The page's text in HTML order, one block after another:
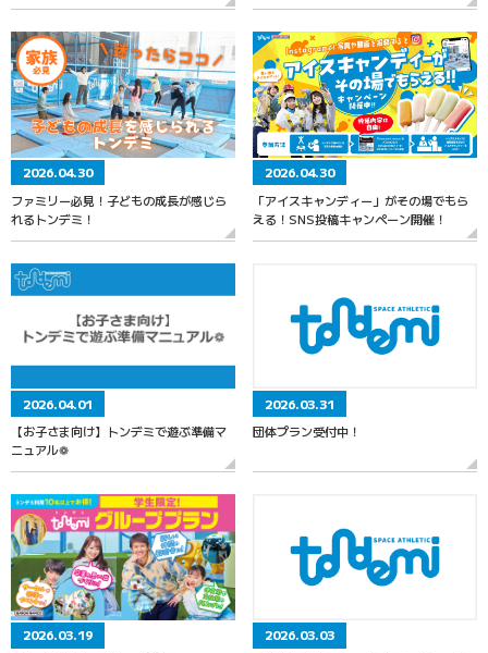
2026.04.30
ファミリー必見！子どもの成長が感じら
れるトンデミ！
2026.04.30
「アイスキャンディー」がその場でもら
える！SNS投稿キャンペーン開催！
2026.04.01
【お子さま向け】トンデミで遊ぶ準備マ
ニュアル❁
2026.03.31
団体プラン受付中！
2026.03.19
2026.03.03